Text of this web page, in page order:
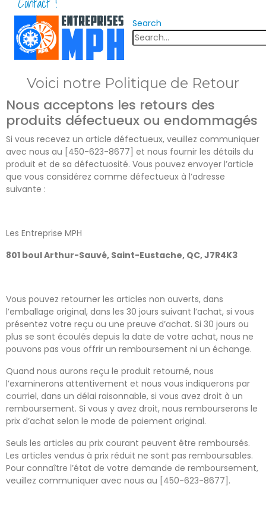
Search
Voici notre Politique de Retour
Nous acceptons les retours des
produits défectueux ou endommagés
Si vous recevez un article défectueux, veuillez communiquer
avec nous au [450-623-8677] et nous fournir les détails du
produit et de sa défectuosité. Vous pouvez envoyer l’article
que vous considérez comme défectueux à l’adresse
suivante :
Les Entreprise MPH
801 boul Arthur-Sauvé, Saint-Eustache, QC, J7R4K3
Vous pouvez retourner les articles non ouverts, dans
l’emballage original, dans les 30 jours suivant l’achat, si vous
présentez votre reçu ou une preuve d’achat. Si 30 jours ou
plus se sont écoulés depuis la date de votre achat, nous ne
pouvons pas vous offrir un remboursement ni un échange.
Quand nous aurons reçu le produit retourné, nous
l’examinerons attentivement et nous vous indiquerons par
courriel, dans un délai raisonnable, si vous avez droit à un
remboursement. Si vous y avez droit, nous rembourserons le
prix d’achat selon le mode de paiement original.
Seuls les articles au prix courant peuvent être remboursés.
Les articles vendus à prix réduit ne sont pas remboursables.
Pour connaître l’état de votre demande de remboursement,
veuillez communiquer avec nous au [450-623-8677].